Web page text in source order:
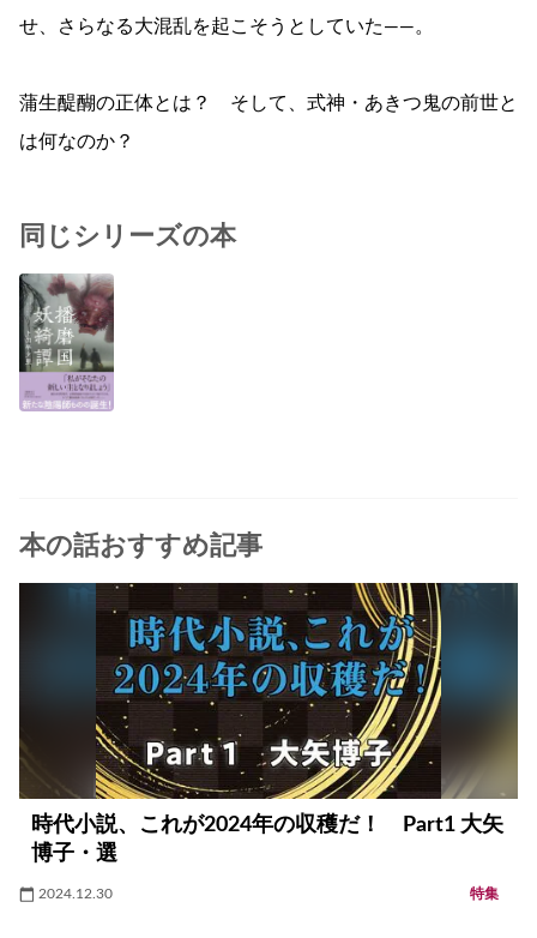
せ、さらなる大混乱を起こそうとしていた――。
蒲生醍醐の正体とは？ そして、式神・あきつ鬼の前世と
は何なのか？
同じシリーズの本
本の話おすすめ記事
時代小説、これが2024年の収穫だ！ Part1 大矢
博子・選
2024.12.30 特集